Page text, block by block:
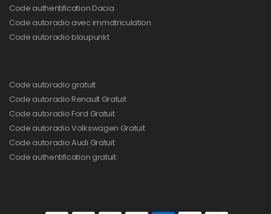
Code authentification Dacia
Code autoradio avec immatriculation
Code autoradio blaupunkt
Code autoradio gratuit
Code autoradio Renault Gratuit
Code autoradio Ford Gratuit
Code autoradio Volkswagen Gratuit
Code autoradio Audi Gratuit
Code authentification gratuit